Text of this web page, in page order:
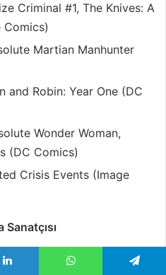
Criminal #1, The Knives: A
Comics)
Martian Manhunter
and Robin: Year One (DC
Wonder Woman,
(DC Comics)
Crisis Events (Image
Hammer: Spiral City